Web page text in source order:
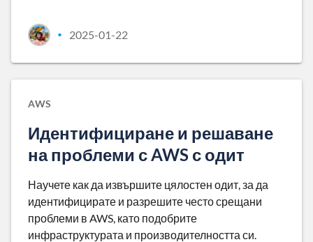
• 2025-01-22
AWS
Идентифициране и решаване
на проблеми с AWS с одит
Научете как да извършите цялостен одит, за да
идентифицирате и разрешите често срещани
проблеми в AWS, като подобрите
инфраструктурата и производителността си.